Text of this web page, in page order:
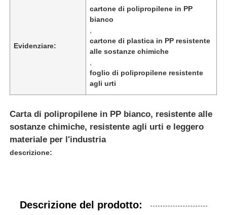
Evidenziare:
cartone di polipropilene in PP
bianco
cartone di plastica in PP resistente
alle sostanze chimiche
foglio di polipropilene resistente
agli urti
Carta di polipropilene in PP bianco, resistente alle
sostanze chimiche, resistente agli urti e leggero
materiale per l'industria
descrizione:
Descrizione del prodotto: